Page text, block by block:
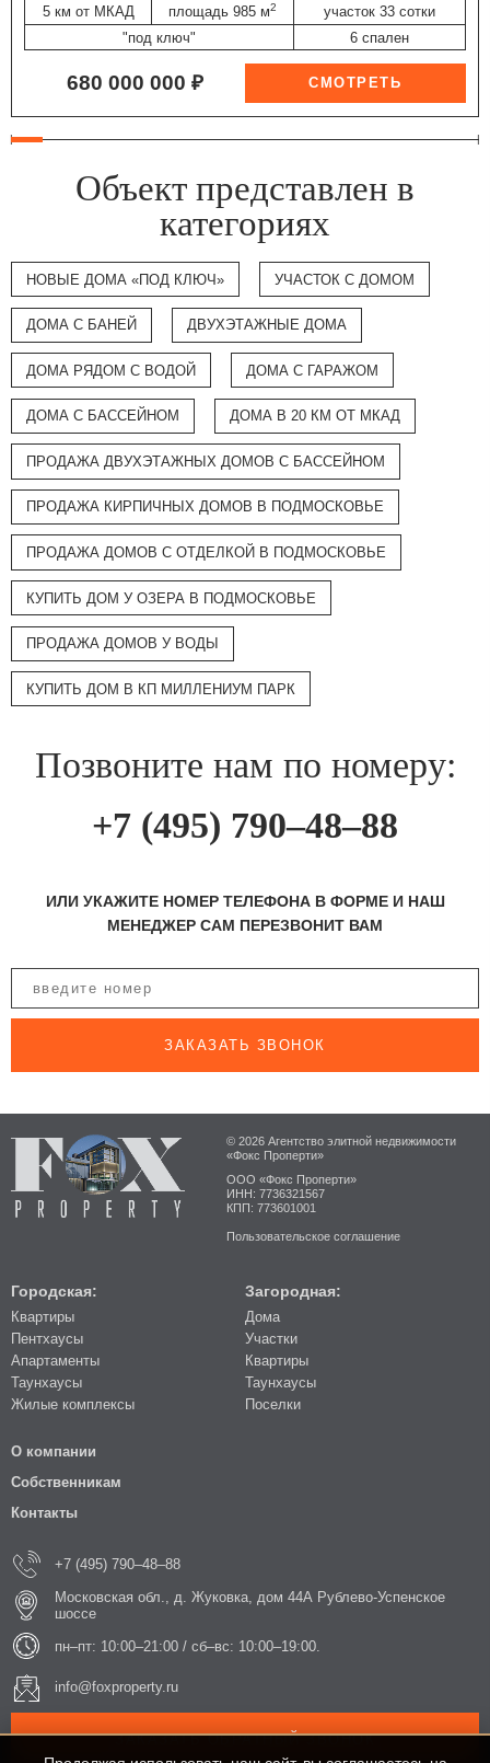
5 км от МКАД
площадь 985 м2
участок 33 сотки
"под ключ"
6 спален
680 000 000 ₽
Объект представлен в
категориях
НОВЫЕ ДОМА «ПОД КЛЮЧ» УЧАСТОК С ДОМОМ
ДОМА С БАНЕЙ ДВУХЭТАЖНЫЕ ДОМА
ДОМА РЯДОМ С ВОДОЙ ДОМА С ГАРАЖОМ
ДОМА С БАССЕЙНОМ ДОМА В 20 КМ ОТ МКАД
ПРОДАЖА ДВУХЭТАЖНЫХ ДОМОВ С БАССЕЙНОМ
ПРОДАЖА КИРПИЧНЫХ ДОМОВ В ПОДМОСКОВЬЕ
ПРОДАЖА ДОМОВ С ОТДЕЛКОЙ В ПОДМОСКОВЬЕ
КУПИТЬ ДОМ У ОЗЕРА В ПОДМОСКОВЬЕ
ПРОДАЖА ДОМОВ У ВОДЫ
КУПИТЬ ДОМ В КП МИЛЛЕНИУМ ПАРК
Позвоните нам по номеру:
+7 (495) 790–48–88
ИЛИ УКАЖИТЕ НОМЕР ТЕЛЕФОНА В ФОРМЕ И НАШ
МЕНЕДЖЕР САМ ПЕРЕЗВОНИТ ВАМ
ЗАКАЗАТЬ ЗВОНОК
© 2026 Агентство элитной недвижимости
«Фокс Проперти»
ООО «Фокс Проперти»
ИНН: 7736321567
КПП: 773601001
Пользовательское соглашение
Городская:
Квартиры
Пентхаусы
Апартаменты
Таунхаусы
Жилые комплексы
Загородная:
Дома
Участки
Квартиры
Таунхаусы
Поселки
О компании
Собственникам
Контакты
+7 (495) 790–48–88
Московская обл., д. Жуковка, дом 44А Рублево-Успенское
шоссе
пн–пт: 10:00–21:00 / сб–вс: 10:00–19:00.
info@foxproperty.ru
ЗАКАЗАТЬ ОБРАТНЫЙ ЗВОНОК